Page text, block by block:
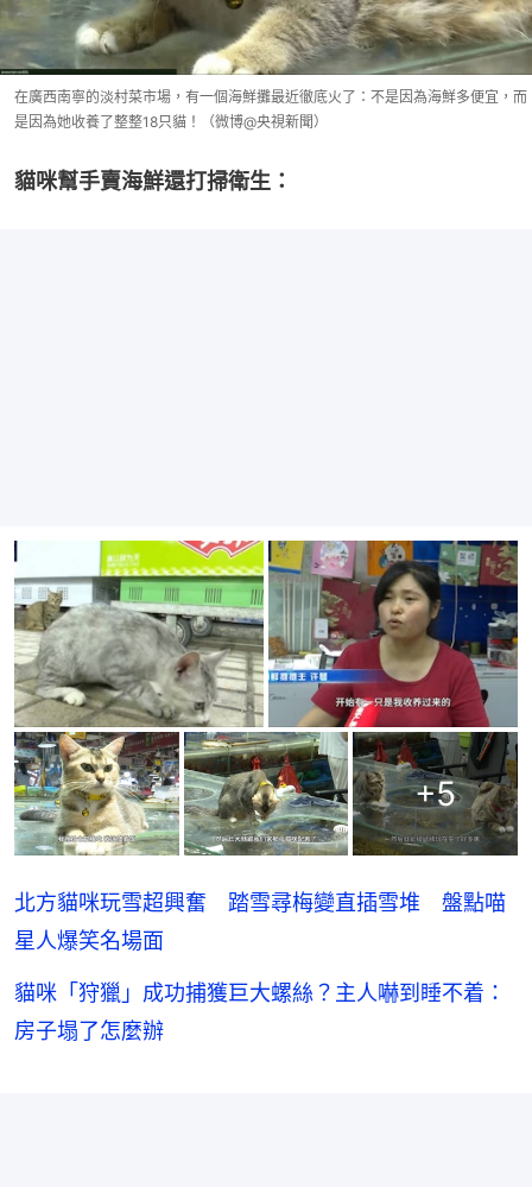
在廣西南寧的淡村菜市場，有一個海鮮攤最近徹底火了：不是因為海鮮多便宜，而
是因為她收養了整整18只貓！（微博@央視新聞）
貓咪幫手賣海鮮還打掃衛生：
+5
北方貓咪玩雪超興奮 踏雪尋梅變直插雪堆 盤點喵
星人爆笑名場面
貓咪「狩獵」成功捕獲巨大螺絲？主人嚇到睡不着：
房子塌了怎麼辦